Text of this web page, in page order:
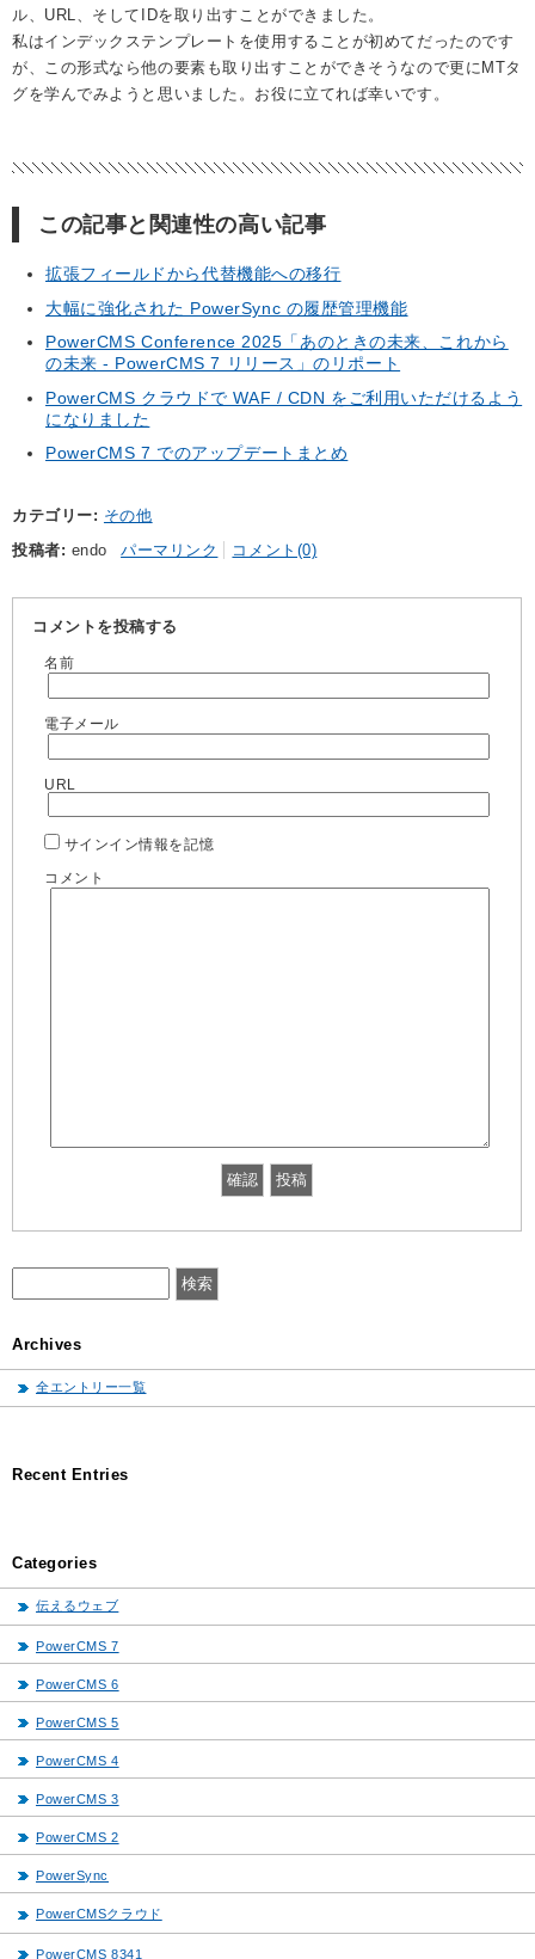
ル、URL、そしてIDを取り出すことができました。
私はインデックステンプレートを使用することが初めてだったのです
が、この形式なら他の要素も取り出すことができそうなので更にMTタ
グを学んでみようと思いました。お役に立てれば幸いです。
この記事と関連性の高い記事
拡張フィールドから代替機能への移行
大幅に強化された PowerSync の履歴管理機能
PowerCMS Conference 2025「あのときの未来、これから
の未来 - PowerCMS 7 リリース」のリポート
PowerCMS クラウドで WAF / CDN をご利用いただけるよう
になりました
PowerCMS 7 でのアップデートまとめ
カテゴリー
その他
投稿者
endo パーマリンク コメント(0)
コメントを投稿する
名前
電子メール
URL
サインイン情報を記憶
コメント
Archives
全エントリー一覧
Recent Entries
Categories
伝えるウェブ
PowerCMS 7
PowerCMS 6
PowerCMS 5
PowerCMS 4
PowerCMS 3
PowerCMS 2
PowerSync
PowerCMSクラウド
PowerCMS 8341